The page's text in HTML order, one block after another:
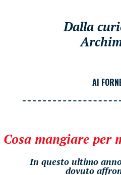
Dalla
AI
Cosa mangiare per
In questo ultimo
dovuto